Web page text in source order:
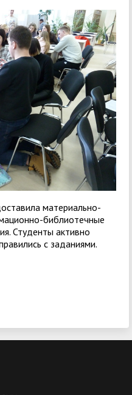
материально-
библиотечные
Студенты активно
с заданиями.